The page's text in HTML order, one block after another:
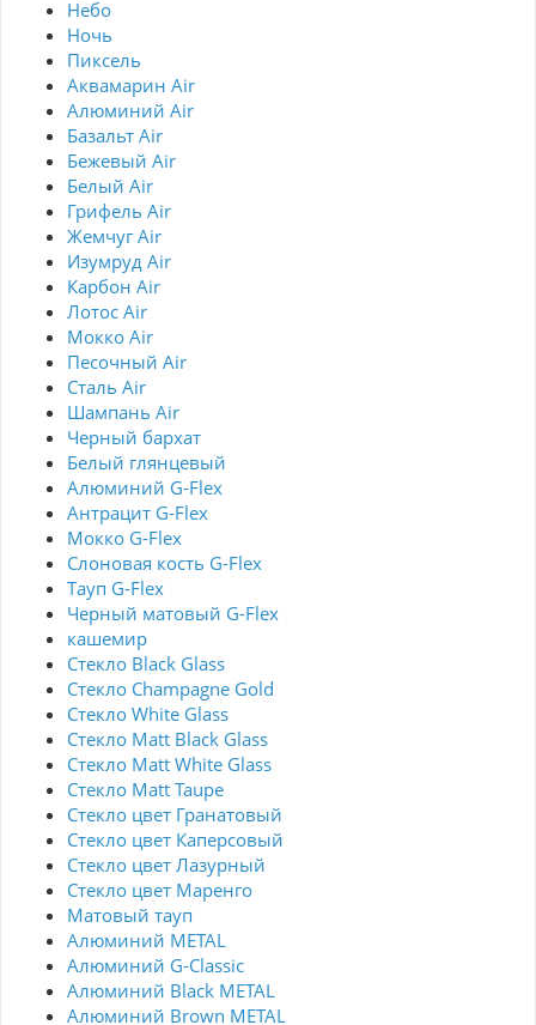
Небо
Ночь
Пиксель
Аквамарин Air
Алюминий Air
Базальт Air
Бежевый Air
Белый Air
Грифель Air
Жемчуг Air
Изумруд Air
Карбон Air
Лотос Air
Мокко Air
Песочный Air
Сталь Air
Шампань Air
Черный бархат
Белый глянцевый
Алюминий G-Flex
Антрацит G-Flex
Мокко G-Flex
Слоновая кость G-Flex
Тауп G-Flex
Черный матовый G-Flex
кашемир
Стекло Black Glass
Стекло Champagne Gold
Стекло White Glass
Стекло Matt Black Glass
Стекло Matt White Glass
Стекло Matt Taupe
Стекло цвет Гранатовый
Стекло цвет Каперсовый
Стекло цвет Лазурный
Стекло цвет Маренго
Матовый тауп
Алюминий METAL
Алюминий G-Classic
Алюминий Black METAL
Алюминий Brown METAL